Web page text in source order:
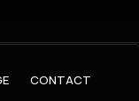
CONTACT